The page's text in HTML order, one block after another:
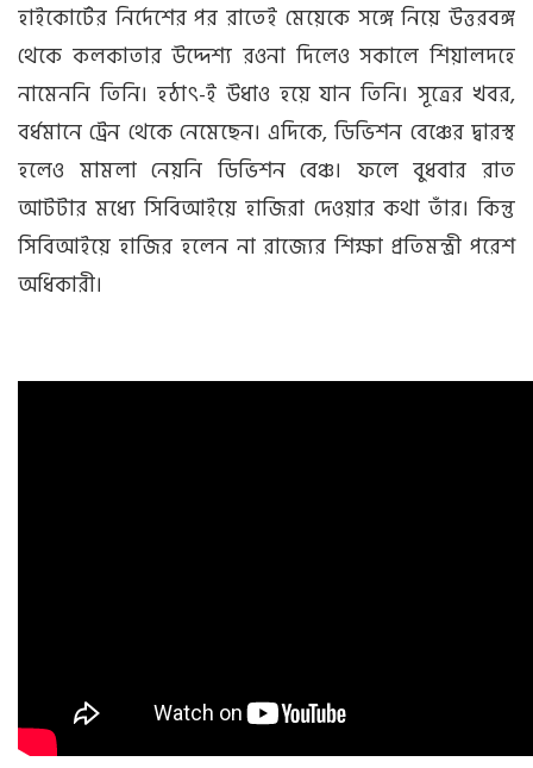
হাইকোর্টের নির্দেশের পর রাতেই মেয়েকে সঙ্গে নিয়ে উত্তরবঙ্গ
থেকে কলকাতার উদ্দেশ্য রওনা দিলেও সকালে শিয়ালদহে
নামেননি তিনি। হঠাৎ-ই উধাও হয়ে যান তিনি। সূত্রের খবর,
বর্ধমানে ট্রেন থেকে নেমেছেন। এদিকে, ডিভিশন বেঞ্চের দ্বারস্থ
হলেও মামলা নেয়নি ডিভিশন বেঞ্চ। ফলে বুধবার রাত
আটটার মধ্যে সিবিআইয়ে হাজিরা দেওয়ার কথা তাঁর। কিন্তু
সিবিআইয়ে হাজির হলেন না রাজ্যের শিক্ষা প্রতিমন্ত্রী পরেশ
অধিকারী।